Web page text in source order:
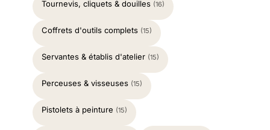
Tournevis, cliquets & douilles (16)
Coffrets d'outils complets (15)
Servantes & établis d'atelier (15)
Perceuses & visseuses (15)
Pistolets à peinture (15)